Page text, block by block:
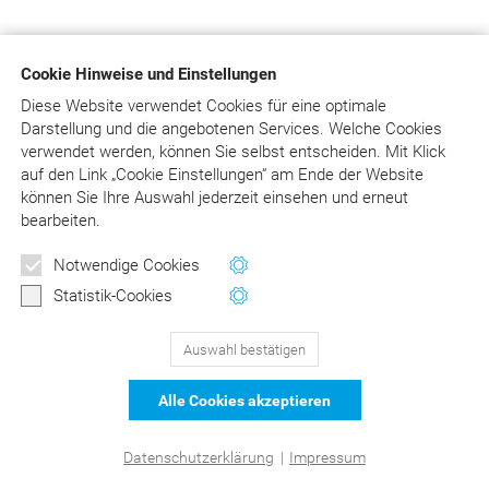
Cookie Hinweise und Einstellungen
Diese Website verwendet Cookies für eine optimale
Darstellung und die angebotenen Services. Welche Cookies
verwendet werden, können Sie selbst entscheiden. Mit Klick
aufden Link „Cookie Einstellungen“ am Ende der Website
können Sie Ihre Auswahl jederzeit einsehen und erneut
bearbeiten.
Notwendige Cookies
Statistik-Cookies
Auswahl bestätigen
Alle Cookies akzeptieren
Datenschutzerklärung | Impressum